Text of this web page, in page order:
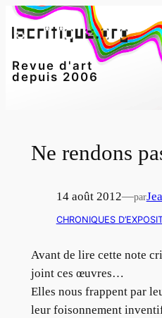
Aller
au
Revue d'art
depuis 2006
Ne rendons
14 août 2012—par
CHRONIQUES
Avant de lire cette note
joint ces œuvres…
Elles nous frappent par
leur foisonnement